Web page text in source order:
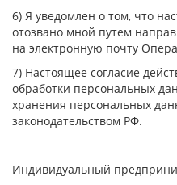
6) Я уведомлен о том, что
отозвано мной путем
на электронную почту
7) Настоящее согласие
обработки персональных
хранения персональных
законодательством РФ.
Индивидуальный